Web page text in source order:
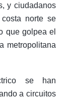
y ciudadanos
norte se
que golpea el
metropolitana
se han
a circuitos